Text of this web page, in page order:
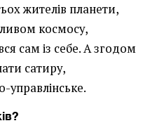
жителів планети,
космосу,
сам із себе. А згодом
сатиру,
управлінське.